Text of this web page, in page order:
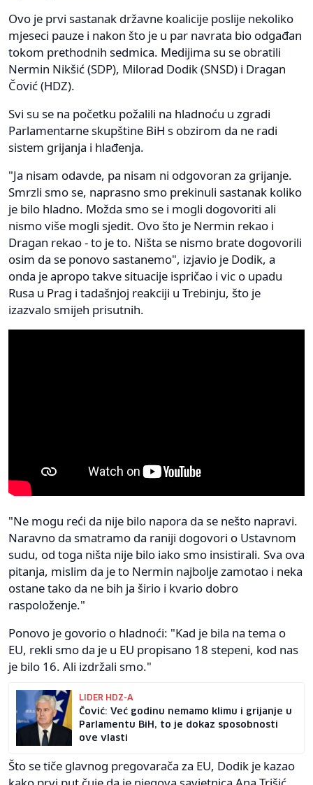
Ovo je prvi sastanak državne koalicije poslije nekoliko
mjeseci pauze i nakon što je u par navrata bio odgađan
tokom prethodnih sedmica. Medijima su se obratili
Nermin Nikšić (SDP), Milorad Dodik (SNSD) i Dragan
Čović (HDZ).
Svi su se na početku požalili na hladnoću u zgradi
Parlamentarne skupštine BiH s obzirom da ne radi
sistem grijanja i hlađenja.
"Ja nisam odavde, pa nisam ni odgovoran za grijanje.
Smrzli smo se, naprasno smo prekinuli sastanak koliko
je bilo hladno. Možda smo se i mogli dogovoriti ali
nismo više mogli sjedit. Ovo što je Nermin rekao i
Dragan rekao - to je to. Ništa se nismo brate dogovorili
osim da se ponovo sastanemo", izjavio je Dodik, a
onda je apropo takve situacije ispričao i vic o upadu
Rusa u Prag i tadašnjoj reakciji u Trebinju, što je
izazvalo smijeh prisutnih.
"Ne mogu reći da nije bilo napora da se nešto napravi.
Naravno da smatramo da raniji dogovori o Ustavnom
sudu, od toga ništa nije bilo iako smo insistirali. Sva ova
pitanja, mislim da je to Nermin najbolje zamotao i neka
ostane tako da ne bih ja širio i kvario dobro
raspoloženje."
Ponovo je govorio o hladnoći: "Kad je bila na tema o
EU, rekli smo da je u EU propisano 18 stepeni, kod nas
je bilo 16. Ali izdržali smo."
LIDER HDZ-A
Čović: Već godinu nemamo klimu i grijanje u
Parlamentu BiH, to je dokaz sposobnosti
ove vlasti
Što se tiče glavnog pregovarača za EU, Dodik je kazao